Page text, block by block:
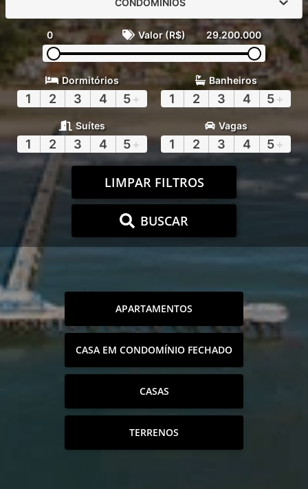
CONDOMÍNIOS
0 Valor (R$) 29.200.000
Dormitórios
1 2 3 4 5+
Banheiros
1 2 3 4 5+
Suítes
1 2 3 4 5+
Vagas
1 2 3 4 5+
LIMPAR FILTROS
BUSCAR
APARTAMENTOS
CASA EM CONDOMÍNIO FECHADO
CASAS
TERRENOS